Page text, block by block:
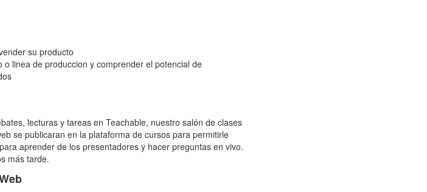
su producto
linea de produccion y comprender el potencial de
lecturas y tareas en Teachable, nuestro salón de clases
se publicaran en la plataforma de cursos para permitirle
aprender de los presentadores y hacer preguntas en vivo.
más tarde.